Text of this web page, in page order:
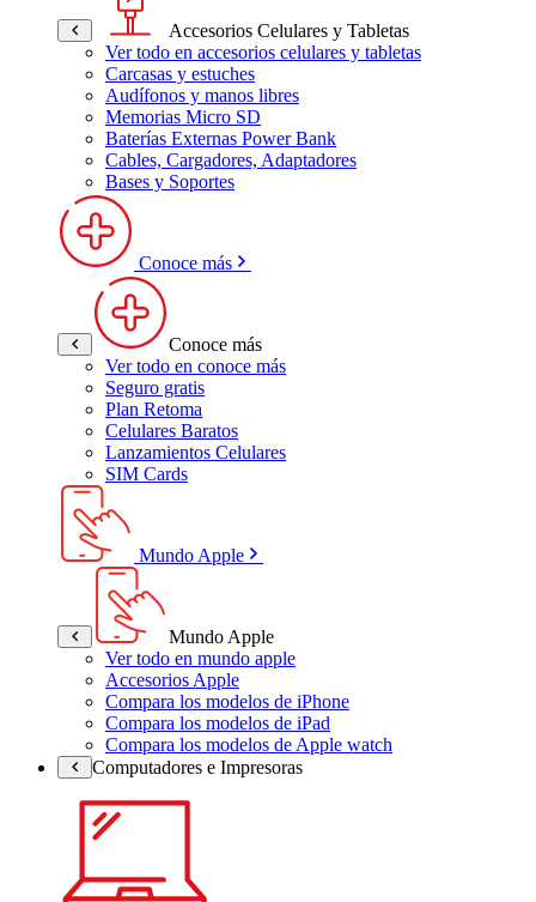
Accesorios Celulares y Tabletas
Ver todo en accesorios celulares y tabletas
Carcasas y estuches
Audífonos y manos libres
Memorias Micro SD
Baterías Externas Power Bank
Cables, Cargadores, Adaptadores
Bases y Soportes
Conoce más
Conoce más
Ver todo en conoce más
Seguro gratis
Plan Retoma
Celulares Baratos
Lanzamientos Celulares
SIM Cards
Mundo Apple
Mundo Apple
Ver todo en mundo apple
Accesorios Apple
Compara los modelos de iPhone
Compara los modelos de iPad
Compara los modelos de Apple watch
Computadores e Impresoras